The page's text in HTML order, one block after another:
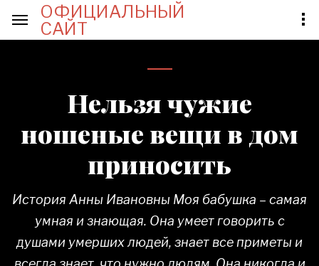
ОФИЦИАЛЬНЫЙ
САЙТ
Нельзя чужие
ношеные вещи в дом
приносить
История Анны Ивановны Моя бабушка – самая
умная и знающая. Она умеет говорить с
душами умерших людей, знает все приметы и